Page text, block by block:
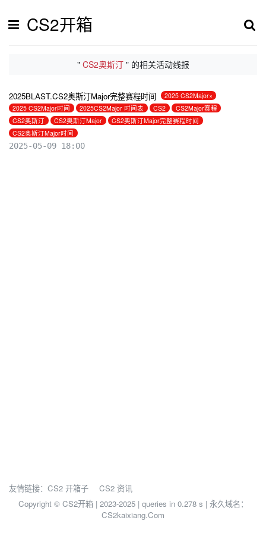
CS2开箱
"CS2奥斯汀 " 的相关活动线报
2025BLAST.CS2奥斯汀Major完整赛程时间
2025 CS2Major×
2025 CS2Major时间
2025CS2Major 时间表 CS2
CS2Major赛程
CS2奥斯汀
CS2奥斯汀Major
CS2奥斯汀Major完整赛程时间
CS2奥斯汀Major时间
2025-05-09 18:00
友情链接： CS2 开箱子
CS2 资讯
Copyright © CS2开箱 | 2023-2025 | queries in 0.278 s | 永久域名：
CS2kaixiang.Com